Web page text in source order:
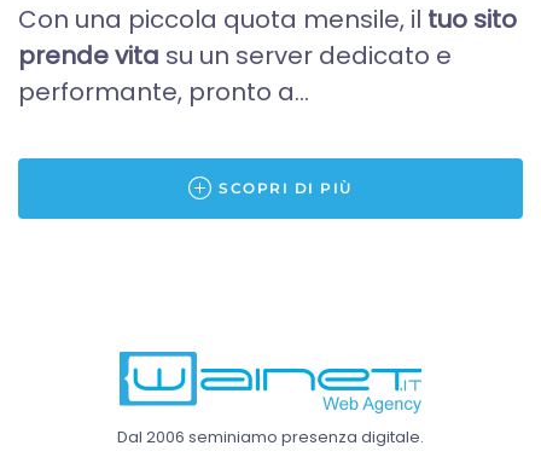
Con una piccola quota mensile, il tuo sito
prende vita su un server dedicato e
performante, pronto a...
SCOPRI DI PIÙ
Dal 2006 seminiamo presenza digitale.